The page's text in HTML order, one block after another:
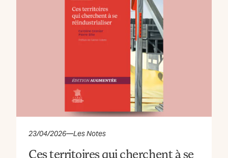
23/04/2026—Les Notes
Ces territoires qui cherchent à se